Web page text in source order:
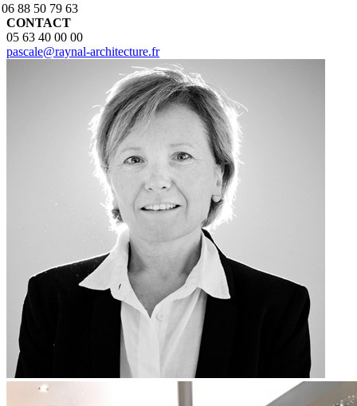
88 50 79 63
CONTACT
05 63 40 00 00
pascale@raynal-architecture.fr